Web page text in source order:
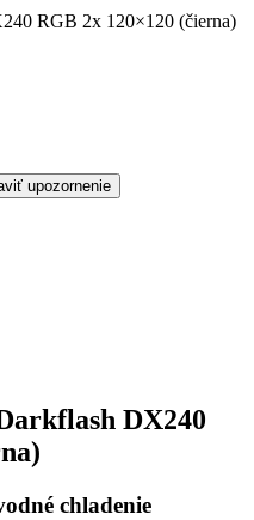
RGB 2x 120×120 (čierna)
upozornenie
DX240
chladenie